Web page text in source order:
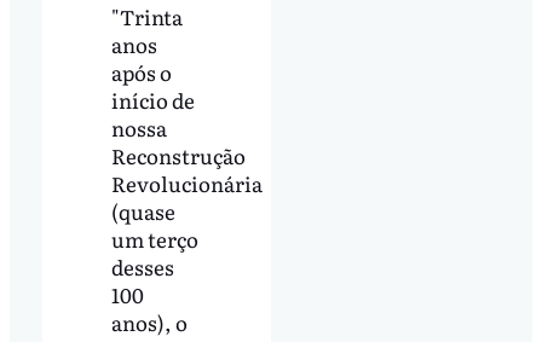
"Trinta
anos
após o
início de
nossa
Reconstrução
Revolucionária
(quase
um terço
desses
100
anos), o